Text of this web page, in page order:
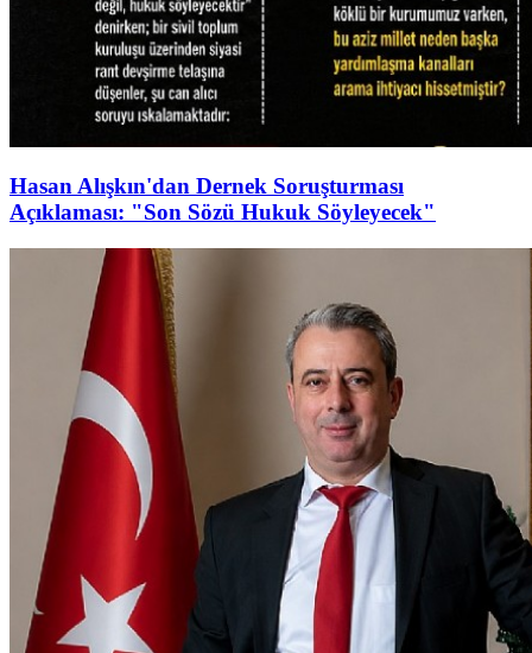
Hasan Alışkın'dan Dernek Soruşturması
Açıklaması: "Son Sözü Hukuk Söyleyecek"